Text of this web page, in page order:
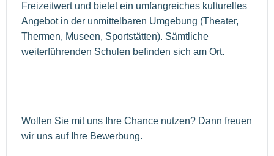
Freizeitwert und bietet ein umfangreiches kulturelles
Angebot in der unmittelbaren Umgebung (Theater,
Thermen, Museen, Sportstätten). Sämtliche
weiterführenden Schulen befinden sich am Ort.
Wollen Sie mit uns Ihre Chance nutzen? Dann freuen
wir uns auf Ihre Bewerbung.